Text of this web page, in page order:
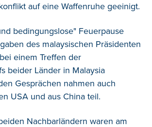
auf eine Waffenruhe geeinigt.
bedingungslose" Feuerpause
des malaysischen Präsidenten
einem Treffen der
beider Länder in Malaysia
Gesprächen nahmen auch
USA und aus China teil.
Nachbarländern waren am